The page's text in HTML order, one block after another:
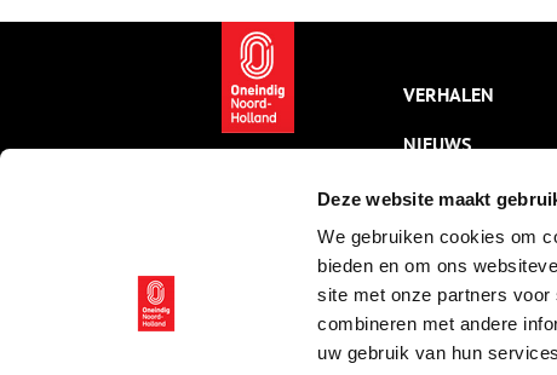
Deze website maakt
We gebruiken cookies om
bieden en om ons
site met onze partners
combineren met andere
uw gebruik van hun
VERHALEN
NIEUWS
KALENDER
THEMA’S
ACTIVITEITEN
VIDEO’S